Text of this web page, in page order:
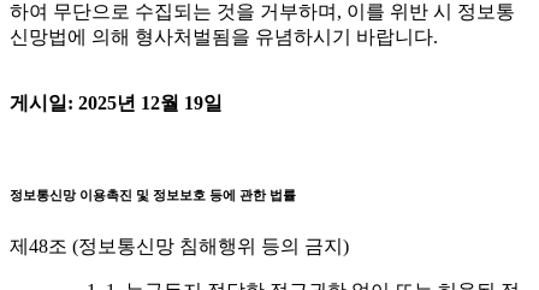
하여 무단으로 수집되는 것을 거부하며, 이를 위반 시 정보통
신망법에 의해 형사처벌됨을 유념하시기 바랍니다.
게시일: 2025년 12월 19일
정보통신망 이용촉진 및 정보보호 등에 관한 법률
제48조 (정보통신망 침해행위 등의 금지)